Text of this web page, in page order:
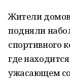
Жители
подняли
спортивного
где
ужасающем